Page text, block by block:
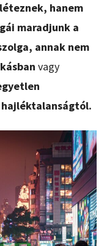
hanem
maradjunk a
annak nem
vagy